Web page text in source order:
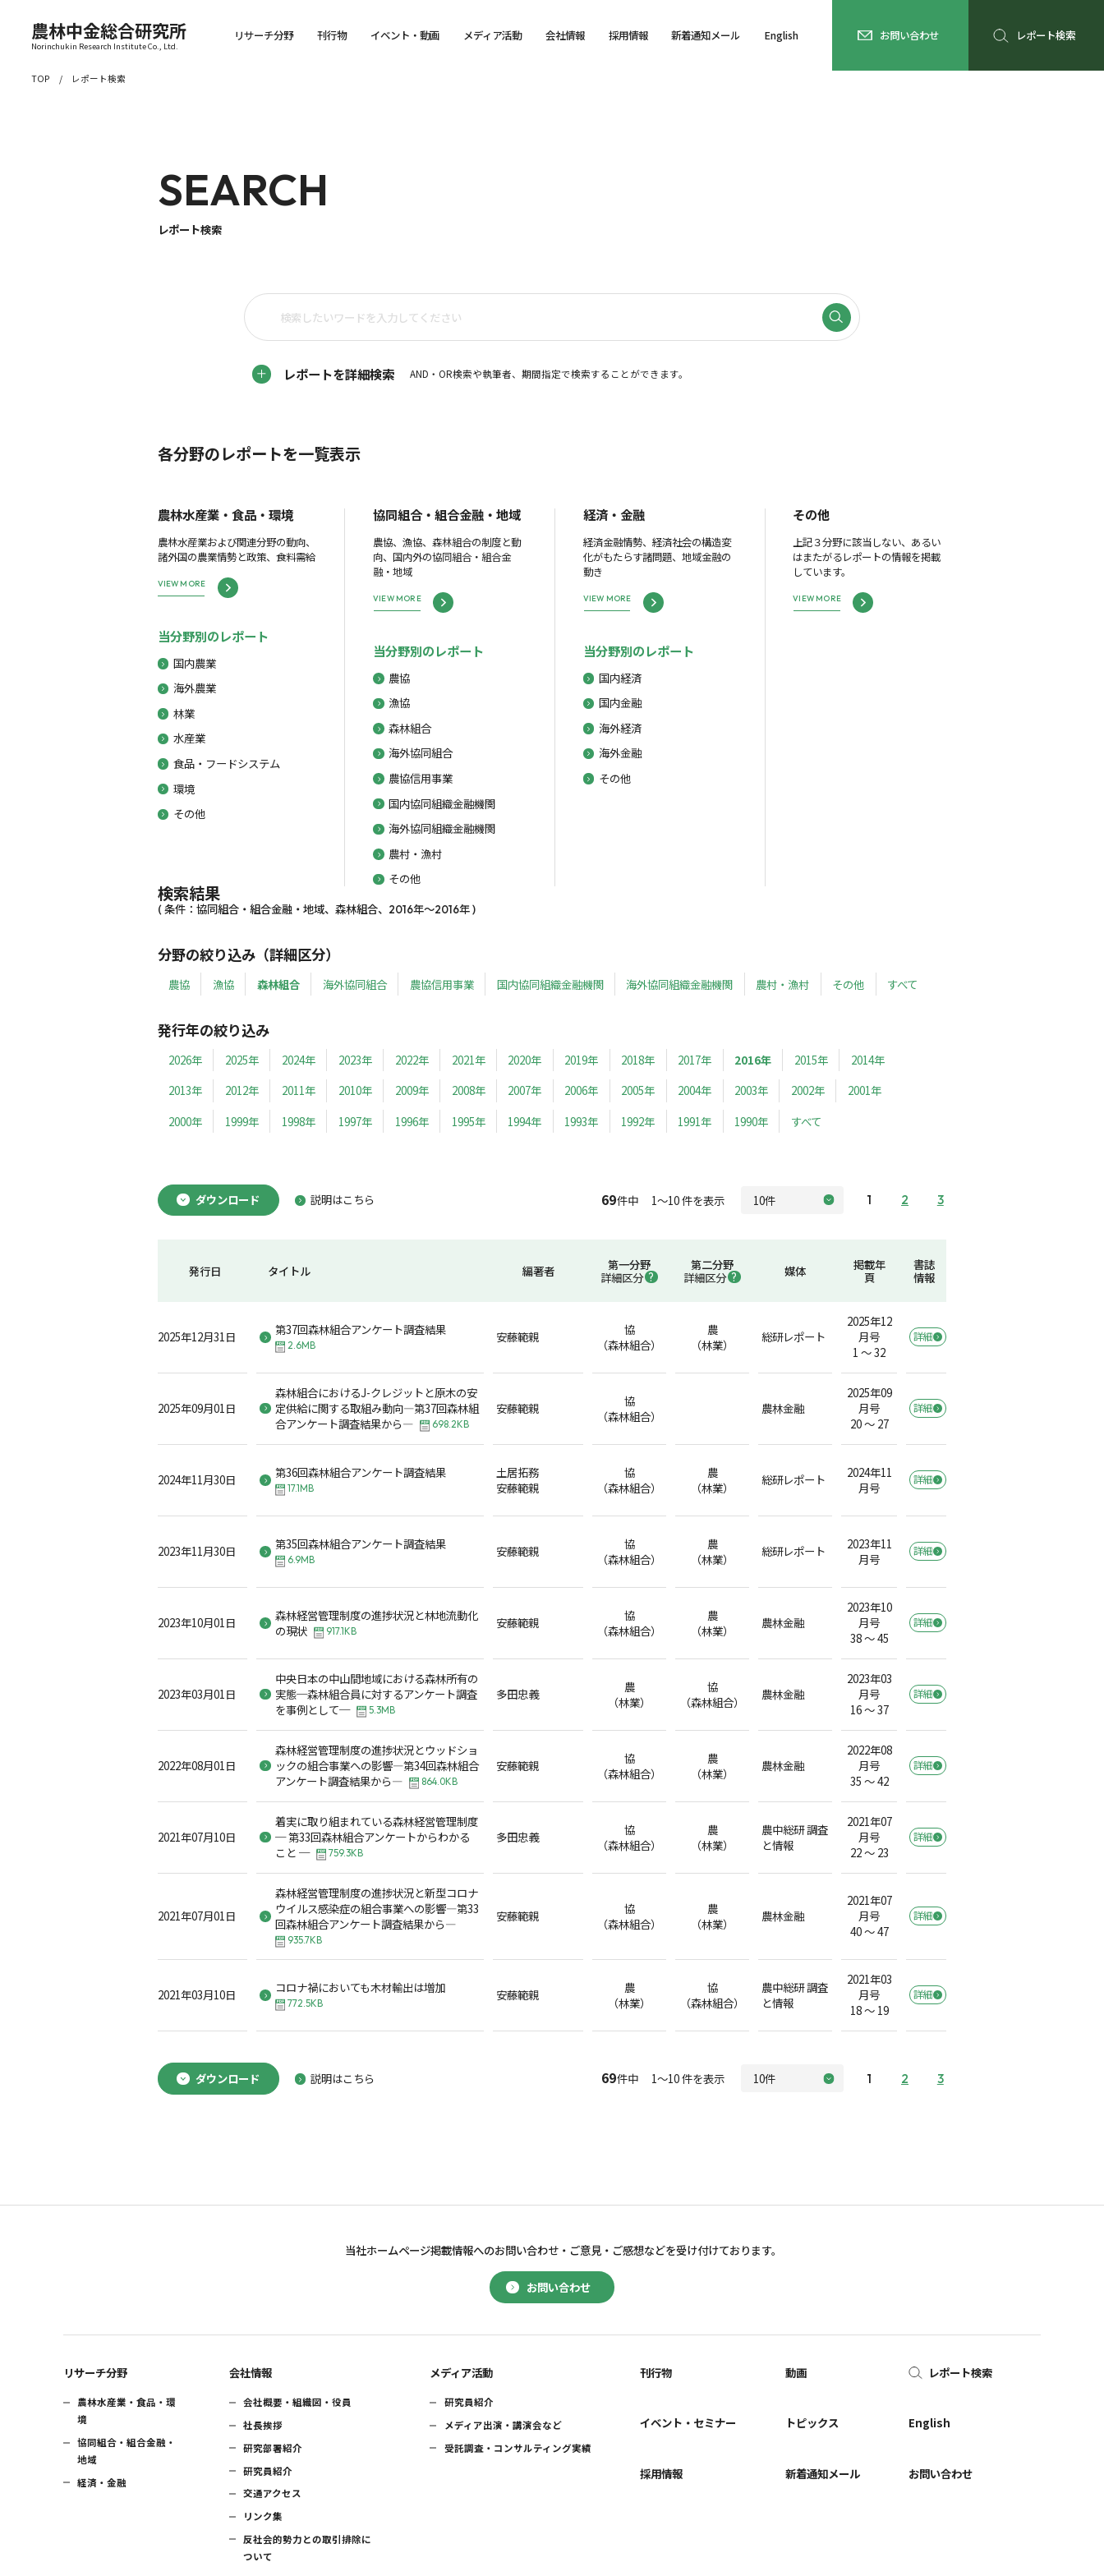
農林中金総合研究所
Norinchukin Research Institute Co., Ltd.
リサーチ分野 刊行物 イベント・動画 メディア活動 会社情報 採用情報 新着通知メール English お問い合わせ レポート検索
TOP レポート検索
SEARCH
レポート検索
レポートを詳細検索 AND・OR検索や執筆者、期間指定で検索することができます。
各分野のレポートを一覧表示
農林水産業・食品・環境
農林水産業および関連分野の動向、
諸外国の農業情勢と政策、食料需給
VIEW MORE
当分野別のレポート
国内農業
海外農業
林業
水産業
食品・フードシステム
環境
その他
協同組合・組合金融・地域
農協、漁協、森林組合の制度と動
向、国内外の協同組合・組合金
融・地域
VIEW MORE
当分野別のレポート
農協
漁協
森林組合
海外協同組合
農協信用事業
国内協同組織金融機関
海外協同組織金融機関
農村・漁村
その他
経済・金融
経済金融情勢、経済社会の構造変
化がもたらす諸問題、地域金融の
動き
VIEW MORE
当分野別のレポート
国内経済
国内金融
海外経済
海外金融
その他
その他
上記３分野に該当しない、あるい
はまたがるレポートの情報を掲載
しています。
VIEW MORE
検索結果
( 条件：協同組合・組合金融・地域、森林組合、2016年～2016年 )
分野の絞り込み（詳細区分）
農協 漁協 森林組合 海外協同組合 農協信用事業 国内協同組織金融機関 海外協同組織金融機関 農村・漁村 その他 すべて
発行年の絞り込み
2026年 2025年 2024年 2023年 2022年 2021年 2020年 2019年 2018年 2017年 2016年 2015年
2014年
2013年
2012年 2011年 2010年 2009年 2008年 2007年 2006年 2005年 2004年 2003年 2002年
2001年
2000年
1999年 1998年 1997年 1996年 1995年 1994年 1993年 1992年 1991年 1990年 すべて
ダウンロード 説明はこちら 69件中 1～10 件を表示 1 2 3
発行日 タイトル 編著者
第一分野
詳細区分
第二分野
詳細区分
媒体
掲載年
頁
書誌
情報
2025年12月31日 第37回森林組合アンケート調査結果
2.6MB
安藤範親
協
（森林組合）
農
（林業）
総研レポート
2025年12
月号
1 ～ 32
詳細
2025年09月01日
森林組合におけるJ-クレジットと原木の安
定供給に関する取組み動向―第37回森林組
合アンケート調査結果から―
698.2KB
安藤範親
協
（森林組合）
農林金融
2025年09
月号
20 ～ 27
詳細
2024年11月30日 第36回森林組合アンケート調査結果
17.1MB
土居拓務
安藤範親
協
（森林組合）
農
（林業）
総研レポート
2024年11
月号
詳細
2023年11月30日 第35回森林組合アンケート調査結果
6.9MB
安藤範親
協
（森林組合）
農
（林業）
総研レポート
2023年11
月号
詳細
2023年10月01日
森林経営管理制度の進捗状況と林地流動化
の現状
917.1KB
安藤範親
協
（森林組合）
農
（林業）
農林金融
2023年10
月号
38 ～ 45
詳細
2023年03月01日
中央日本の中山間地域における森林所有の
実態─森林組合員に対するアンケート調査
を事例として─
5.3MB
多田忠義
農
（林業）
協
（森林組合）
農林金融
2023年03
月号
16 ～ 37
詳細
2022年08月01日
森林経営管理制度の進捗状況とウッドショ
ックの組合事業への影響―第34回森林組合
アンケート調査結果から―
864.0KB
安藤範親
協
（森林組合）
農
（林業）
農林金融
2022年08
月号
35 ～ 42
詳細
2021年07月10日
着実に取り組まれている森林経営管理制度
─ 第33回森林組合アンケートからわかる
こと ─
759.3KB
多田忠義
協
（森林組合）
農
（林業）
農中総研 調査
と情報
2021年07
月号
22 ～ 23
詳細
2021年07月01日
森林経営管理制度の進捗状況と新型コロナ
ウイルス感染症の組合事業への影響―第33
回森林組合アンケート調査結果から―
935.7KB
安藤範親
協
（森林組合）
農
（林業）
農林金融
2021年07
月号
40 ～ 47
詳細
2021年03月10日 コロナ禍においても木材輸出は増加
772.5KB
安藤範親
農
（林業）
協
（森林組合）
農中総研 調査
と情報
2021年03
月号
18 ～ 19
詳細
ダウンロード 説明はこちら 69件中 1～10 件を表示 1 2 3
お問い合わせ
当社ホームページ掲載情報へのお問い合わせ・ ご意見・ご感想などを受け付けております。
リサーチ分野
農林水産業・食品・環
境
協同組合・組合金融・
地域
経済・金融
会社情報
会社概要・組織図・役員
社長挨拶
研究部署紹介
研究員紹介
交通アクセス
リンク集
反社会的勢力との取引排除に
ついて
メディア活動
研究員紹介
メディア出演・講演会など
受託調査・コンサルティング実績
刊行物
イベント・セミナー
採用情報
動画
トピックス
新着通知メール
レポート検索
English
お問い合わせ